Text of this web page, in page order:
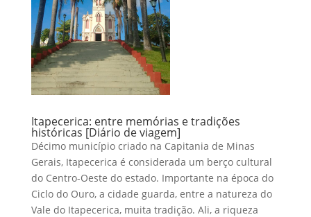
Itapecerica: entre memórias e tradições
históricas [Diário de viagem]
Décimo município criado na Capitania de Minas
Gerais, Itapecerica é considerada um berço cultural
do Centro-Oeste do estado. Importante na época do
Ciclo do Ouro, a cidade guarda, entre a natureza do
Vale do Itapecerica, muita tradição. Ali, a riqueza